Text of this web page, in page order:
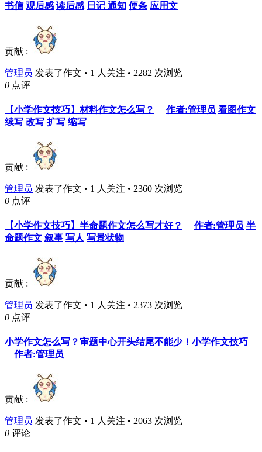
书信 观后感 读后感 日记 通知 便条 应用文
贡献 :
管理员 发表了作文 • 1 人关注 • 2282 次浏览
0 点评
【小学作文技巧】材料作文怎么写？ 作者:管理员 看图作文
续写 改写 扩写 缩写
贡献 :
管理员 发表了作文 • 1 人关注 • 2360 次浏览
0 点评
【小学作文技巧】半命题作文怎么写才好？ 作者:管理员 半
命题作文 叙事 写人 写景状物
贡献 :
管理员 发表了作文 • 1 人关注 • 2373 次浏览
0 点评
小学作文怎么写？审题中心开头结尾不能少！小学作文技巧
作者:管理员
贡献 :
管理员 发表了作文 • 1 人关注 • 2063 次浏览
0 评论